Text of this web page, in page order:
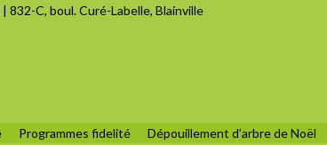
832-C, boul. Curé-Labelle, Blainville
Programmes fidelité Dépouillement d’arbre de Noël